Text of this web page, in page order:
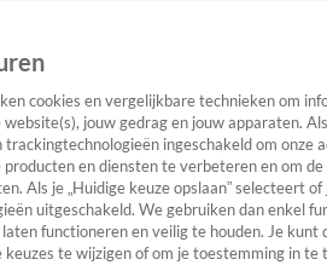
cookies en vergelijkbare technieken om
jouw gedrag en jouw apparaten.
trackingtechnologieën ingeschakeld om onze
en diensten te verbeteren en om
Als je „Huidige keuze opslaan” selecteert
uitgeschakeld. We gebruiken dan enkel
functioneren en veilig te houden. Je kunt
keuzes te wijzigen of om je toestemming in te